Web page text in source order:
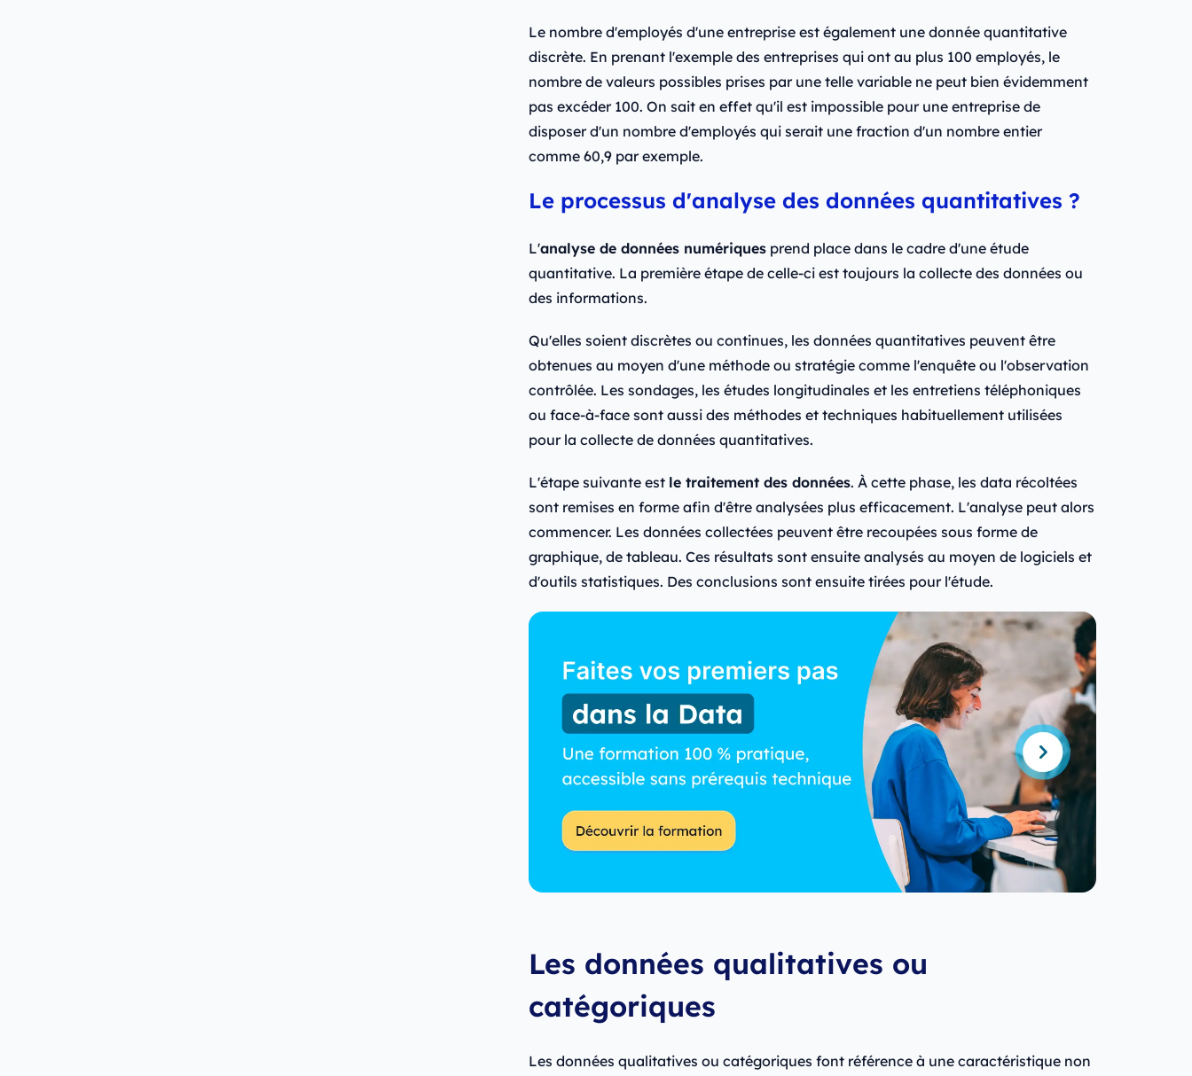
Le nombre d'employés d'une entreprise est également une donnée quantitative
discrète. En prenant l'exemple des entreprises qui ont au plus 100 employés, le
nombre de valeurs possibles prises par une telle variable ne peut bien évidemment
pas excéder 100. On sait en effet qu'il est impossible pour une entreprise de
disposer d'un nombre d'employés qui serait une fraction d'un nombre entier
comme 60,9 par exemple.
Le processus d'analyse des données quantitatives ?
L'analyse de données numériquesprend place dans le cadre d'une étude
quantitative. La première étape de celle-ci est toujours la collecte des données ou
des informations.
Qu'elles soient discrètes ou continues, les données quantitatives peuvent être
obtenues au moyen d'une méthode ou stratégie comme l'enquête ou l'observation
contrôlée. Les sondages, les études longitudinales et les entretiens téléphoniques
ou face-à-face sont aussi des méthodes et techniques habituellement utilisées
pour la collecte de données quantitatives.
L'étape suivante est le traitement des données. À cette phase, les data récoltées
sont remises en forme afin d'être analysées plus efficacement. L'analyse peut alors
commencer. Les données collectées peuvent être recoupées sous forme de
graphique, de tableau. Ces résultats sont ensuite analysés au moyen de logiciels et
d'outils statistiques. Des conclusions sont ensuite tirées pour l'étude.
Les données qualitatives ou
catégoriques
Les données qualitatives ou catégoriques font référence à une caractéristique non